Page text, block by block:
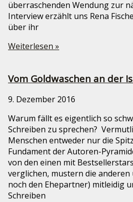
überraschenden Wendung zur
Interview erzählt uns Rena
über ihr
Weiterlesen »
Vom Goldwaschen an der
9. Dezember 2016
Warum fällt es eigentlich so
Schreiben zu sprechen?
Menschen entweder nur die
Fundament der Autoren-
von den einen mit
verglichen, mustern die
noch den Ehepartner) mitleidig
Schreiben